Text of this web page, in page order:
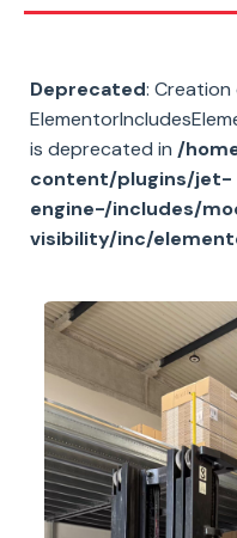
Deprecated:
is deprecated in /
content/plugins/jet-
engine-/includes/
visibility/inc/